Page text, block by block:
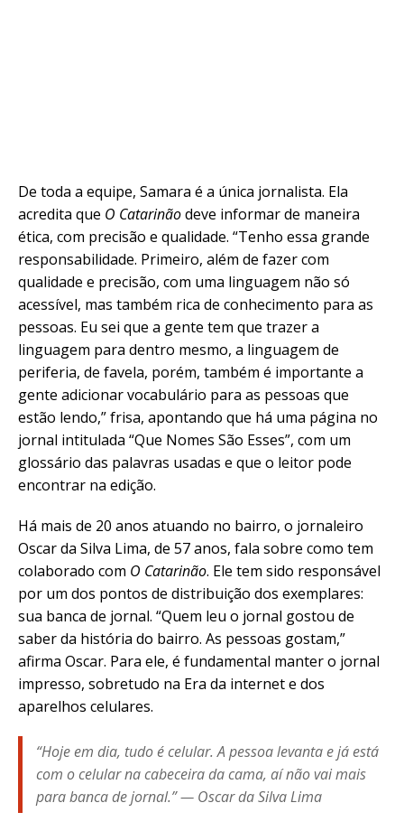
De toda a equipe, Samara é a única jornalista. Ela
acredita que O Catarinãodeve informar de maneira
ética, com precisão e qualidade. “Tenho essa grande
responsabilidade. Primeiro, além de fazer com
qualidade e precisão, com uma linguagem não só
acessível, mas também rica de conhecimento para as
pessoas. Eu sei que a gente tem que trazer a
linguagem para dentro mesmo, a linguagem de
periferia, de favela, porém, também é importante a
gente adicionar vocabulário para as pessoas que
estão lendo,” frisa, apontando que há uma página no
jornal intitulada “Que Nomes São Esses”, com um
glossário das palavras usadas e que o leitor pode
encontrar na edição.
Há mais de 20 anos atuando no bairro, o jornaleiro
Oscar da Silva Lima, de 57 anos, fala sobre como tem
colaborado com O Catarinão. Ele tem sido responsável
por um dos pontos de distribuição dos exemplares:
sua banca de jornal. “Quem leu o jornal gostou de
saber da história do bairro. As pessoas gostam,”
afirma Oscar. Para ele, é fundamental manter o jornal
impresso, sobretudo na Era da internet e dos
aparelhos celulares.
“Hoje em dia, tudo é celular. A pessoa levanta e já está
com o celular na cabeceira da cama, aí não vai mais
para banca de jornal.” — Oscar da Silva Lima